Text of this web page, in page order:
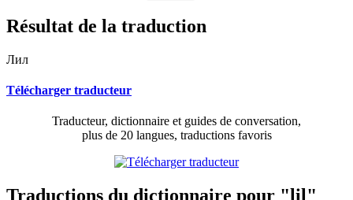
Résultat de la traduction
Лил
Télécharger traducteur
Traducteur, dictionnaire et guides de conversation,
plus de 20 langues, traductions favoris
Traductions du dictionnaire pour "lil"